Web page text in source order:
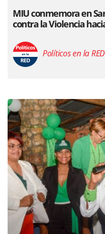
MIU conmemora en
contra la Violencia
Políticos en la RED